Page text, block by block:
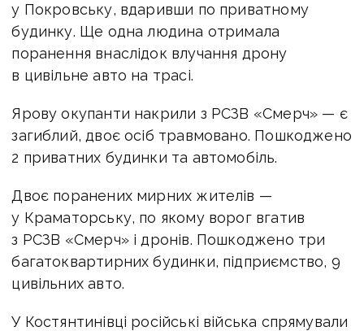
у Покровську, вдаривши по приватному
будинку. Ще одна людина отримала
поранення внаслідок влучання дрону
в цивільне авто на трасі.
Ярову окупанти накрили з РСЗВ «Смерч» — є
загиблий, двоє осіб травмовано. Пошкоджено
2 приватних будинки та автомобіль.
Двоє поранених мирних жителів —
у Краматорську, по якому ворог вгатив
з РСЗВ «Смерч» і дронів. Пошкоджено три
багатоквартирних будинки, підприємство, 9
цивільних авто.
У Костянтинівці російські війська спрямували